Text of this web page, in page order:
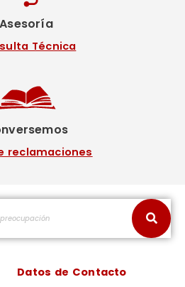
Asesoría
Técnica
reclamaciones
Datos de Contacto